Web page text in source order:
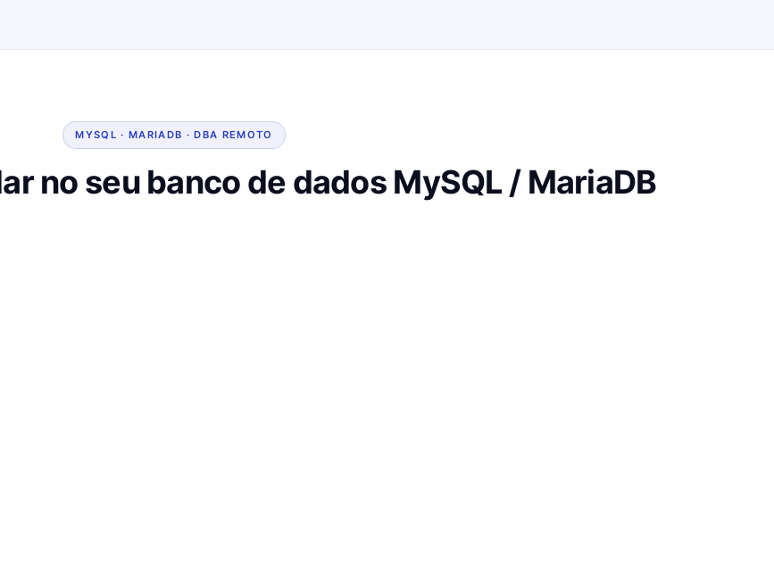
MYSQL · MARIADB · DBA REMOTO
no seu banco de dados MySQL / MariaDB